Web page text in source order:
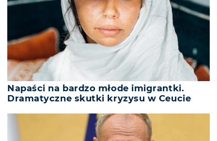
Napaści na bardzo młode imigrantki.
Dramatyczne skutki kryzysu w Ceucie